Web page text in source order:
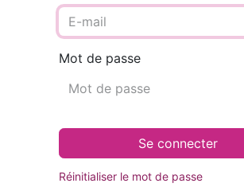
Mot de passe
Se connecter
Réinitialiser le mot de passe